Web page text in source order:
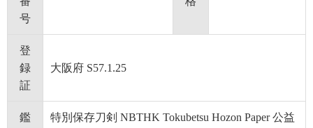
号
登
録
証
大阪府 S57.1.25
鑑
特別保存刀剣 NBTHK Tokubetsu Hozon Paper 公益